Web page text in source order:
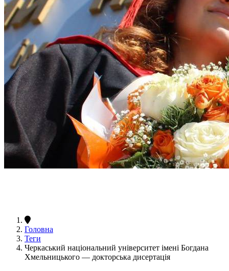
Головна
Теги
Черкаський національний університет імені Богдана
Хмельницького — докторська дисертація